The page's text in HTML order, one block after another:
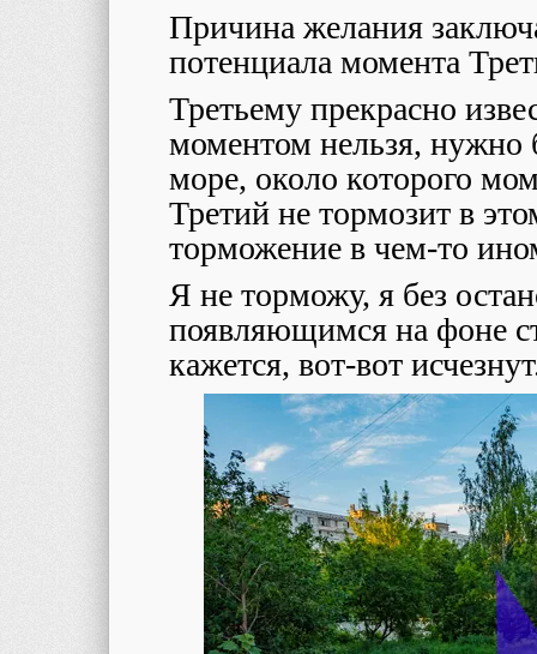
Причина желания
потенциала момента
Третьему прекрасно
моментом нельзя, нужно
море, около которого
Третий не тормозит в
торможение в чем-то
Я не торможу, я без
появляющимся на фоне
кажется, вот-вот